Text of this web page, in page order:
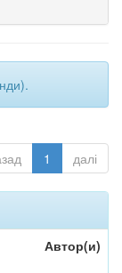
1 далі
Автор(и)